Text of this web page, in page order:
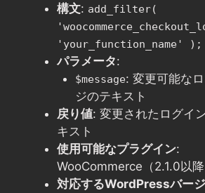
構文: add_filter(
'your_function_name' );
パラメータ:
$message: 変更可能な
ジのテキスト
戻り値: 変更されたログイ
キスト
使用可能なプラグイン:
WooCommerce（2.1.0以降
対応するWordPressバー